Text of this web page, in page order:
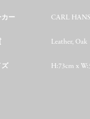
カー CARL
Leather, Oak
ズ H:73cm x